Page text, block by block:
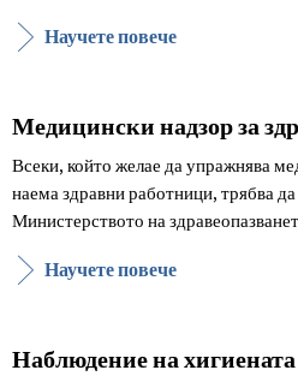
Научете повече
Медицински надзор за
Всеки, който желае да упражнява
наема здравни работници, трябва
Министерството на
Научете повече
Наблюдение на